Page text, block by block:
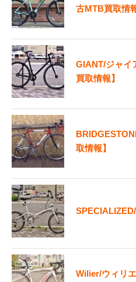
古MTB買取情
GIANT/ジャイ
買取情報】
取情報】
Wilier/ウィリ